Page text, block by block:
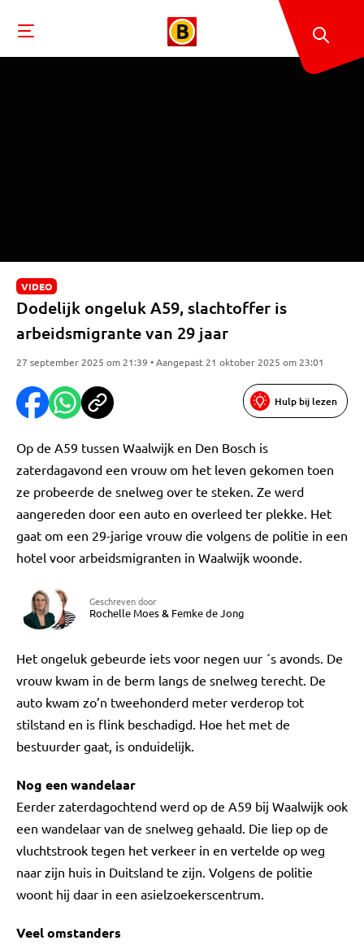
VIDEO
Dodelijk ongeluk A59, slachtoffer is
arbeidsmigrante van 29 jaar
27 september 2025 om 21:39 • Aangepast 21 oktober 2025 om 23:01
Hulp bij lezen
Op de A59 tussen Waalwijk en Den Bosch is
zaterdagavond een vrouw om het leven gekomen toen
ze probeerde de snelweg over te steken. Ze werd
aangereden door een auto en overleed ter plekke. Het
gaat om een 29-jarige vrouw die volgens de politie in een
hotel voor arbeidsmigranten in Waalwijk woonde.
Geschreven door
Rochelle Moes& Femke de Jong
Het ongeluk gebeurde iets voor negen uur ´s avonds. De
vrouw kwam in de berm langs de snelweg terecht. De
auto kwam zo’n tweehonderd meter verderop tot
stilstand en is flink beschadigd. Hoe het met de
bestuurder gaat, is onduidelijk.
Nog een wandelaar
Eerder zaterdagochtend werd op de A59 bij Waalwijk ook
een wandelaar van de snelweg gehaald. Die liep op de
vluchtstrook tegen het verkeer in en vertelde op weg
naar zijn huis in Duitsland te zijn. Volgens de politie
woont hij daar in een asielzoekerscentrum.
Veel omstanders